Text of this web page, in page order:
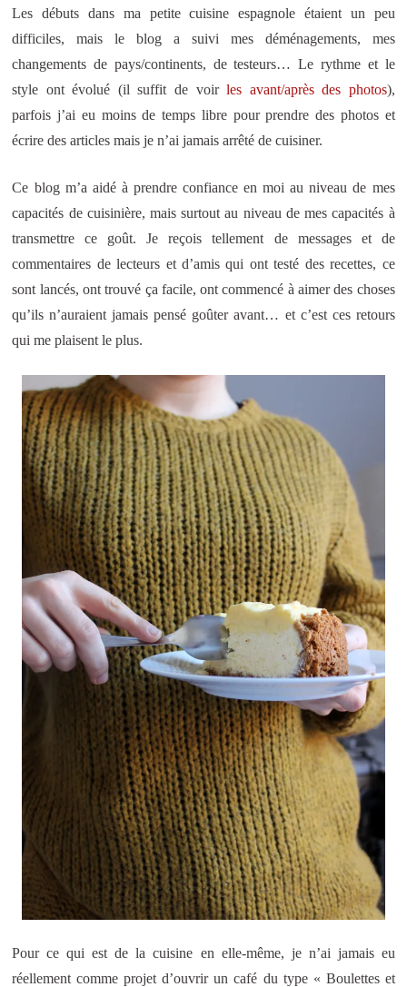
Les débuts dans ma petite cuisine espagnole étaient un peu
difficiles, mais le blog a suivi mes déménagements, mes
changements de pays/continents, de testeurs… Le rythme et le
style ont évolué (il suffit de voirles avant/après des photos),
parfois j’ai eu moins de temps libre pour prendre des photos et
écrire des articles mais je n’ai jamais arrêté de cuisiner.
Ce blog m’a aidé à prendre confiance en moi au niveau de mes
capacités de cuisinière, mais surtout au niveau de mes capacités à
transmettre ce goût. Je reçois tellement de messages et de
commentaires de lecteurs et d’amis qui ont testé des recettes, ce
sont lancés, ont trouvé ça facile, ont commencé à aimer des choses
qu’ils n’auraient jamais pensé goûter avant… et c’est ces retours
qui me plaisent le plus.
Pour ce qui est de la cuisine en elle-même, je n’ai jamais eu
réellement comme projet d’ouvrir un café du type « Boulettes et